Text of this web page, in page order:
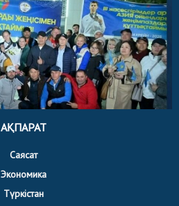
АҚПАРАТ
Саясат
Экономика
Түркістан